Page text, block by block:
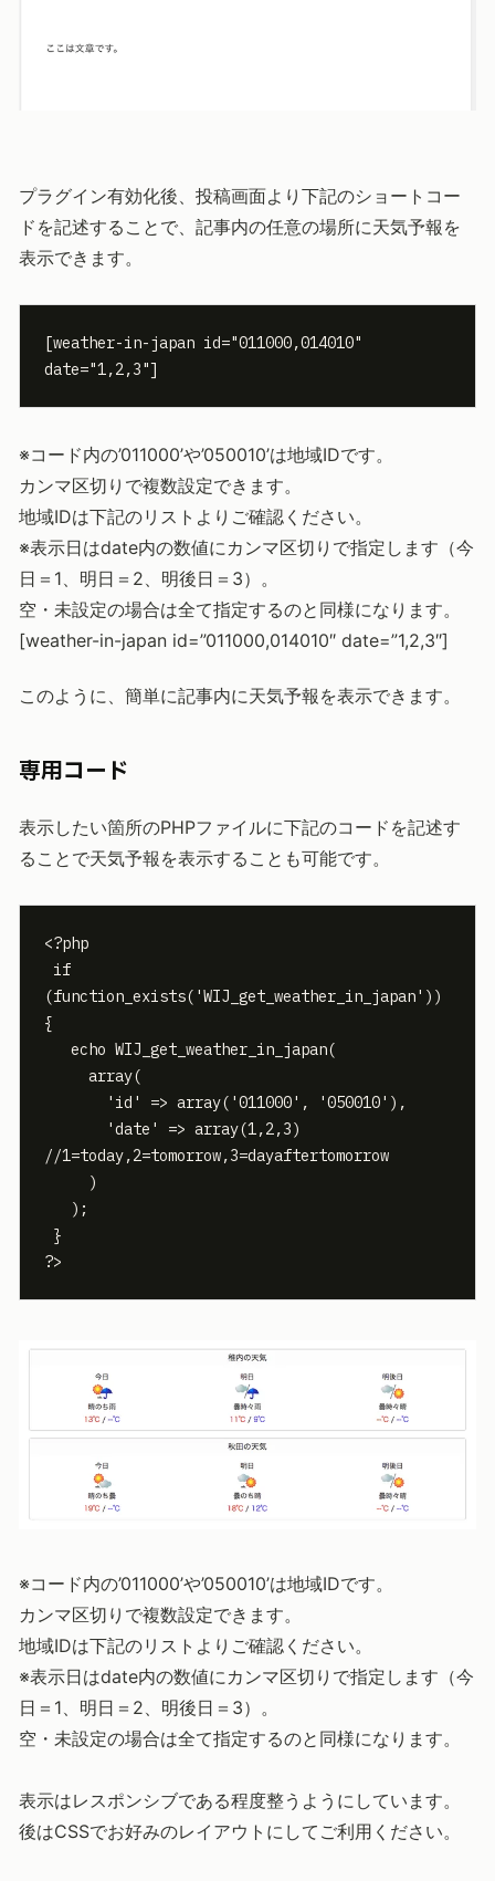
プラグイン有効化後、投稿画面より下記のショートコー
ドを記述することで、記事内の任意の場所に天気予報を
表示できます。
[weather-in-japan id="011000,014010"
date="1,2,3"]
※コード内の’011000’や’050010’は地域IDです。
カンマ区切りで複数設定できます。
地域IDは下記のリストよりご確認ください。
※表示日はdate内の数値にカンマ区切りで指定します（今
日＝1、明日＝2、明後日＝3）。
空・未設定の場合は全て指定するのと同様になります。
[weather-in-japan id=”011000,014010″ date=”1,2,3″]
このように、簡単に記事内に天気予報を表示できます。
専用コード
表示したい箇所のPHPファイルに下記のコードを記述す
ることで天気予報を表示することも可能です。
<?php
(function_exists('WIJ_get_weather_in_japan'))
{
//1=today,2=tomorrow,3=dayaftertomorrow
?>
※コード内の’011000’や’050010’は地域IDです。
カンマ区切りで複数設定できます。
地域IDは下記のリストよりご確認ください。
※表示日はdate内の数値にカンマ区切りで指定します（今
日＝1、明日＝2、明後日＝3）。
空・未設定の場合は全て指定するのと同様になります。
表示はレスポンシブである程度整うようにしています。
後はCSSでお好みのレイアウトにしてご利用ください。